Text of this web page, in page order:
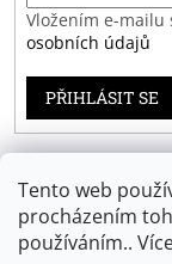
Tento web
procházením
používáním..
Vložením e-mailu
osobních údajů
PŘIHLÁSIT SE